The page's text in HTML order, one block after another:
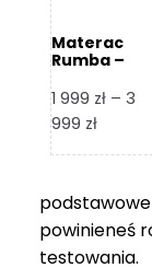
Materac
Rumba –
1 999 zł – 3
999 złZakres
1
999 zł
do
powinieneś
testowania.